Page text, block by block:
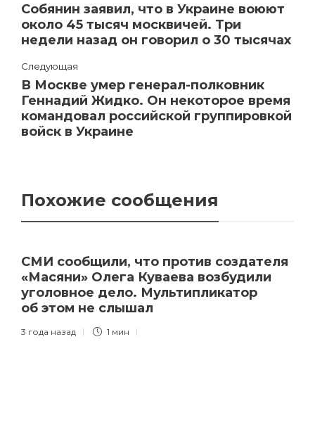
Собянин заявил, что в Украине воюют
около 45 тысяч москвичей. Три
недели назад он говорил о 30 тысячах
Следующая
В Москве умер генерал-полковник
Геннадий Жидко. Он некоторое время
командовал российской группировкой
войск в Украине
Похожие сообщения
СМИ сообщили, что против создателя
«Масяни» Олега Куваева возбудили
уголовное дело. Мультипликатор
об этом не слышал
3 года назад 1 мин